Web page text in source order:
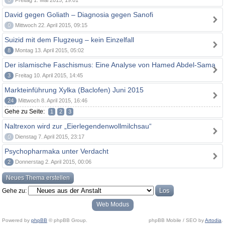
David gegen Goliath – Diagnosia gegen Sanofi
0 Mittwoch 22. April 2015, 09:15
Suizid mit dem Flugzeug – kein Einzelfall
8 Montag 13. April 2015, 05:02
Der islamische Faschismus: Eine Analyse von Hamed Abdel-Sama
3 Freitag 10. April 2015, 14:45
Markteinführung Xylka (Baclofen) Juni 2015
24 Mittwoch 8. April 2015, 16:46
Gehe zu Seite: 1 2 3
Naltrexon wird zur „Eierlegendenwollmilchsau“
0 Dienstag 7. April 2015, 23:17
Psychopharmaka unter Verdacht
2 Donnerstag 2. April 2015, 00:06
Neues Thema erstellen
Gehe zu:
Web Modus
Powered by phpBB © phpBB Group. phpBB Mobile / SEO byArtodia